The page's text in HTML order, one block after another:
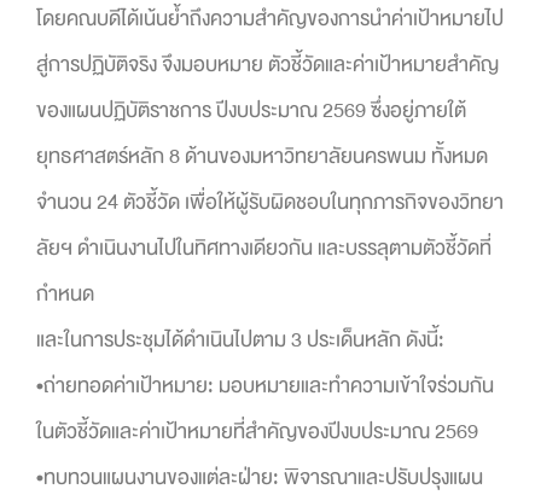
โดยคณบดีได้เน้นย้ำถึงความสำคัญของการนำค่าเป้าหมายไป
สู่การปฏิบัติจริง จึงมอบหมาย ตัวชี้วัดและค่าเป้าหมายสำคัญ
ของแผนปฏิบัติราชการ ปีงบประมาณ 2569 ซึ่งอยู่ภายใต้
ยุทธศาสตร์หลัก 8 ด้านของมหาวิทยาลัยนครพนม ทั้งหมด
จำนวน 24 ตัวชี้วัด เพื่อให้ผู้รับผิดชอบในทุกภารกิจของวิทยา
ลัยฯ ดำเนินงานไปในทิศทางเดียวกัน และบรรลุตามตัวชี้วัดที่
กำหนด
และในการประชุมได้ดำเนินไปตาม 3 ประเด็นหลัก ดังนี้:
•ถ่ายทอดค่าเป้าหมาย: มอบหมายและทำความเข้าใจร่วมกัน
ในตัวชี้วัดและค่าเป้าหมายที่สำคัญของปีงบประมาณ 2569
•ทบทวนแผนงานของแต่ละฝ่าย: พิจารณาและปรับปรุงแผน